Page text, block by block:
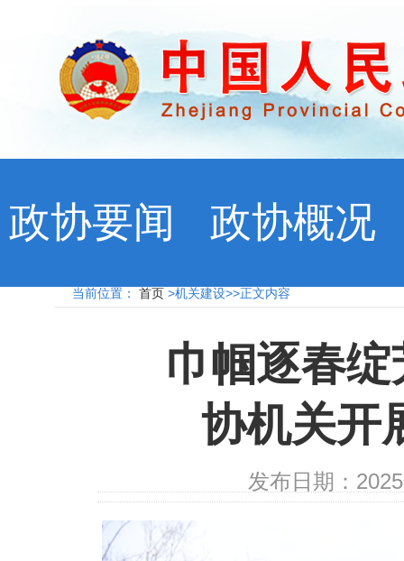
政协要闻 政协概况
当前位置： 首页 >机关建设>>正文内容
巾帼逐春
协机关开
发布日期：